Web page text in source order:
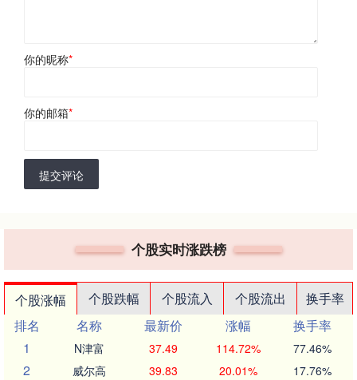
你的昵称*
你的邮箱*
提交评论
个股实时涨跌榜
个股涨幅 个股跌幅 个股流入 个股流出
换手率
排名
名称 最新价 涨幅
换手率
1
N津富 37.49 114.72% 77.46%
2 威尔高 39.83 20.01% 17.76%